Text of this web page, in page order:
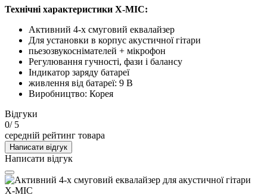
Технічні характеристики X-MIC:
Активний 4-х смуговий еквалайзер
Для установки в корпус акустичної гітари
пьезозвукоснімателей + мікрофон
Регулювання гучності, фази і балансу
Індикатор заряду батареї
живлення від батареї: 9 В
Виробництво: Корея
Відгуки
0/ 5
середній рейтинг товара
Написати відгук
Написати відгук